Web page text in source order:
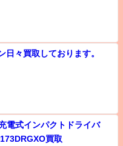
日々買取しております。
電式インパクトドライバ
買取